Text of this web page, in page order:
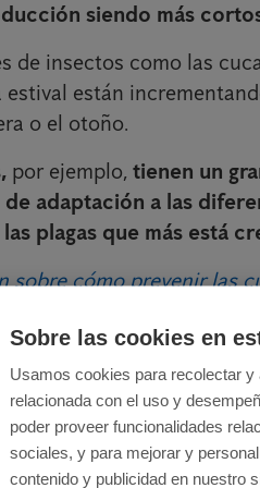
siendo más
de insectos como las
estival están
o el otoño.
por ejemplo, tienen un
de adaptación a las
plagas que más está
sobre cómo prevenir las
más cálido está
nuestro clima
tigre , que al igual que
observar cómo
de crecer
Y es queel
Sobre las cookies en
Usamos cookies para recolectar y
relacionada con el uso y
poder proveer funcionalidades
sociales, y para mejorar y
contenido y publicidad en nuestro